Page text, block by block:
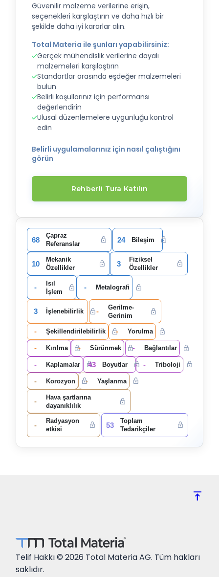
Güvenilir malzeme verilerine erişin,
seçenekleri karşılaştırın ve daha hızlı bir
şekilde daha iyi kararlar alın.
Total Materia ile şunları yapabilirsiniz:
Gerçek mühendislik verilerine dayalı
malzemeleri karşılaştırın
Standartlar arasında eşdeğer malzemeleri
bulun
Belirli koşullarınız için performansı
değerlendirin
Ulusal düzenlemelere uygunluğu kontrol
edin
Belirli uygulamalarınız için nasıl çalıştığını
görün
Rehberli Tura Katılın
68
Çapraz
Referanslar
24 Bileşim
10
Mekanik
Özellikler
3
Fiziksel
Özellikler
-
Isıl
İşlem
- Metalografi
3 İşlenebilirlik -
Gerilme-
Gerinim
- Şekillendirilebilirlik - Yorulma
- Kırılma - Sürünmek - Bağlantılar
- Kaplamalar 43 Boyutlar - Triboloji
- Korozyon - Yaşlanma
-
Hava şartlarına
dayanıklılık
-
Radyasyon
etkisi
53
Toplam
Tedarikçiler
vertical_align_top
Telif Hakkı © 2026 Total Materia AG. Tüm hakları
saklıdır.